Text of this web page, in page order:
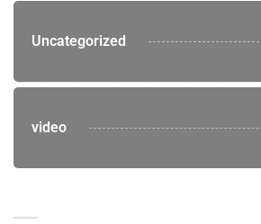
Uncategorized
video